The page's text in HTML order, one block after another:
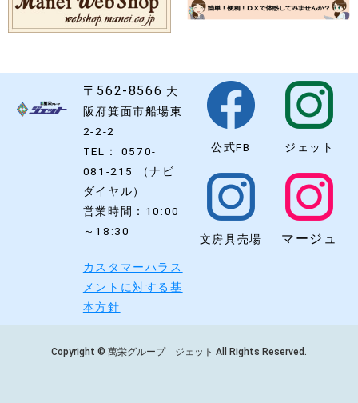
〒562-8566 大
阪府箕面市船場東
2-2-2
TEL： 0570-
081-215 （ナビ
ダイヤル）
営業時間：10:00
～18:30
カスタマーハラス
メントに対する基
本方針
公式FB ジェット
文房具売場 マージュ
Copyright © 萬栄グループ ジェット All Rights Reserved.